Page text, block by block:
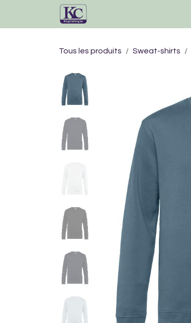
Se rendre au contenu
Tous les produits Sweat-shirts